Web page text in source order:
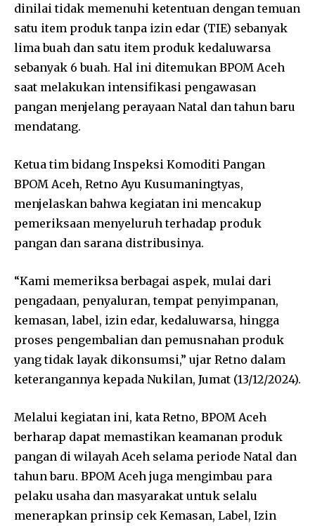
dinilai tidak memenuhi ketentuan dengan temuan
satu item produk tanpa izin edar (TIE) sebanyak
lima buah dan satu item produk kedaluwarsa
sebanyak 6 buah. Hal ini ditemukan BPOM Aceh
saat melakukan intensifikasi pengawasan
pangan menjelang perayaan Natal dan tahun baru
mendatang.
Ketua tim bidang Inspeksi Komoditi Pangan
BPOM Aceh, Retno Ayu Kusumaningtyas,
menjelaskan bahwa kegiatan ini mencakup
pemeriksaan menyeluruh terhadap produk
pangan dan sarana distribusinya.
“Kami memeriksa berbagai aspek, mulai dari
pengadaan, penyaluran, tempat penyimpanan,
kemasan, label, izin edar, kedaluwarsa, hingga
proses pengembalian dan pemusnahan produk
yang tidak layak dikonsumsi,” ujar Retno dalam
keterangannya kepada Nukilan, Jumat (13/12/2024).
Melalui kegiatan ini, kata Retno, BPOM Aceh
berharap dapat memastikan keamanan produk
pangan di wilayah Aceh selama periode Natal dan
tahun baru. BPOM Aceh juga mengimbau para
pelaku usaha dan masyarakat untuk selalu
menerapkan prinsip cek Kemasan, Label, Izin